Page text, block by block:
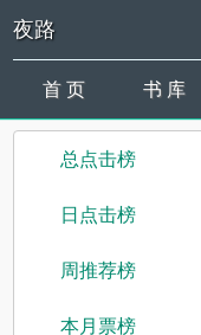
夜路
首 页 书 库
总点击榜
日点击榜
周推荐榜
本月票榜